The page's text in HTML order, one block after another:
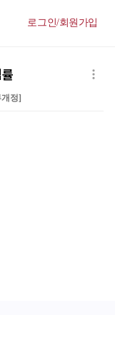
로그인/회원가입
정]